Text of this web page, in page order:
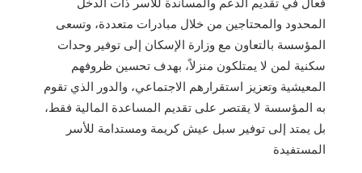
المحدود والمحتاجين من خلال مبادرات متعددة، وتسعى
المؤسسة بالتعاون مع وزارة الإسكان إلى توفير وحدات
سكنية لمن لا يمتلكون منزلاً، بهدف تحسين ظروفهم
المعيشية وتعزيز استقرارهم الاجتماعي، والدور الذي تقوم
به المؤسسة لا يقتصر على تقديم المساعدة المالية فقط،
بل يمتد إلى توفير سبل عيش كريمة ومستدامة للأسر
المستفيدة